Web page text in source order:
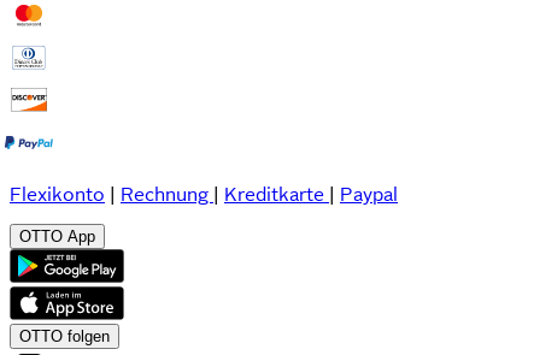
Flexikonto Rechnung Kreditkarte Paypal
OTTO App
OTTO folgen